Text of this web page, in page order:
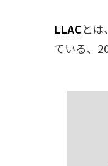
LLACと
ている、